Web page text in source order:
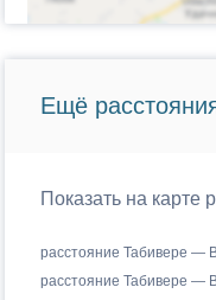
Ещё
Показать на карте
расстояние Табивере —
расстояние Табивере —